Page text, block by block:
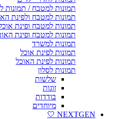
תמונות למטבח / תמונות
תמונות למטבח ולפינת
תמונות למטבח ופינת
תמונות למטבח ופינת
תמונות למשרד
תמונות לפינת אוכל
תמונות לפינת האוכל
תמונות לסלון
שלשות
זוגות
בודדות
מיוחדים
NEXTGEN 🤍